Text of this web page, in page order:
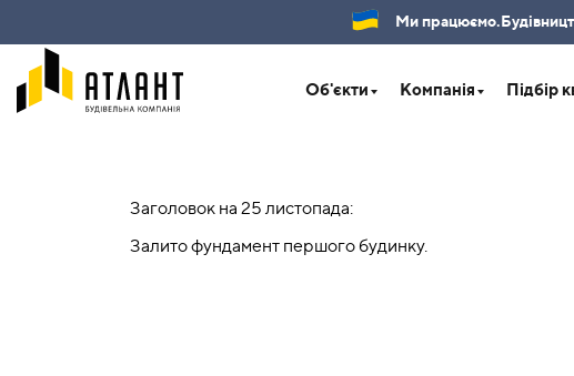
Ми
Об'єкти Компанія Підбір
Заголовок на 25 листопада:
Залито фундамент першого будинку.